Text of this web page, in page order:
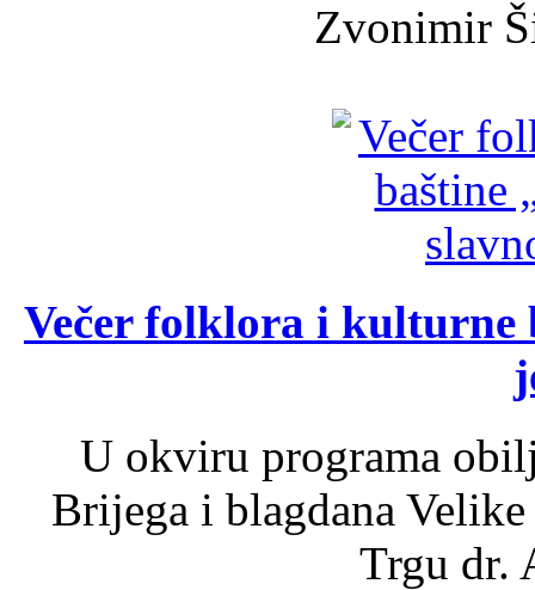
Zvonimir
Večer folklora i kulturne
U okviru programa
Brijega i blagdana
Trgu dr.